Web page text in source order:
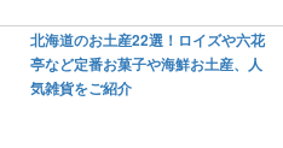
北海道のお土産22選！ロイズや六花
亭など定番お菓子や海鮮お土産、人
気雑貨をご紹介